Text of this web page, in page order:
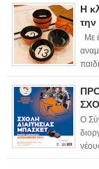
Η
την
Με
Ο